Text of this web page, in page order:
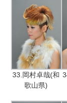
33.岡村卓哉(和
歌山県)